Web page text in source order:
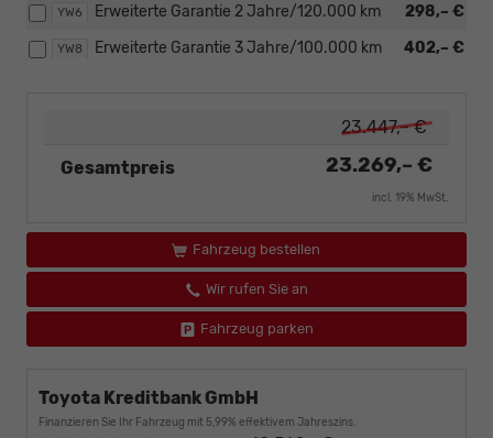
YW6 298,– €
Erweiterte Garantie 2 Jahre/120.000 km
YW8 402,– €
Erweiterte Garantie 3 Jahre/100.000 km
23.447,– €
Gesamtpreis
23.269,– €
incl. 19% MwSt.
Fahrzeug bestellen
Wir rufen Sie an
Fahrzeug parken
Toyota Kreditbank GmbH
Finanzieren Sie Ihr Fahrzeug mit 5,99% effektivem Jahreszins.